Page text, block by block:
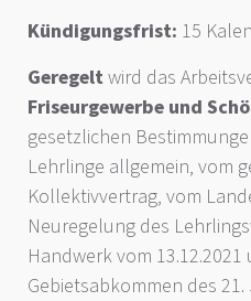
Kündigungsfrist: 15
Geregelt wird das
Friseurgewerbe und
gesetzlichen
Lehrlinge allgemein, vom
Kollektivvertrag, vom
Neuregelung des
Handwerk vom 13.12.2021
Gebietsabkommen des 21.